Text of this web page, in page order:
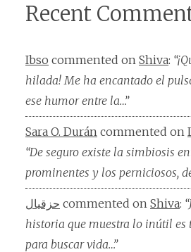
Recent
Ibso commented on Shiva:
hilada! Me ha encantado el
ese humor entre la…”
Sara O. Durán commented on
“De seguro existe la simbiosis
prominentes y los perniciosos,
حزقيال commented on Shiva:
historia que muestra lo inútil es
para buscar vida…”